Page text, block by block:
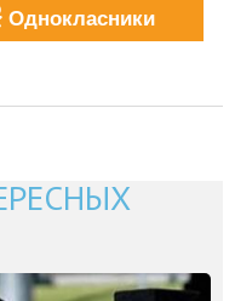
Однокласники